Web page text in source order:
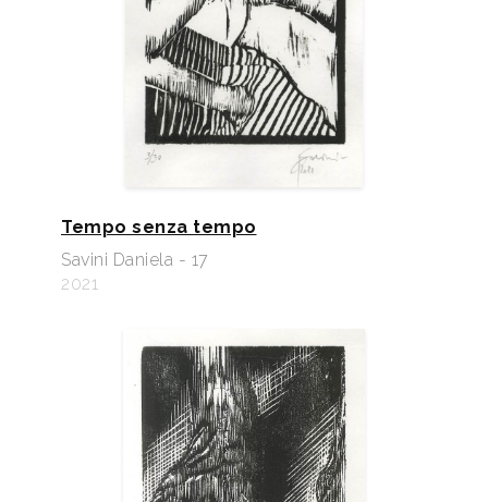
Tempo senza tempo
Savini Daniela - 17
2021